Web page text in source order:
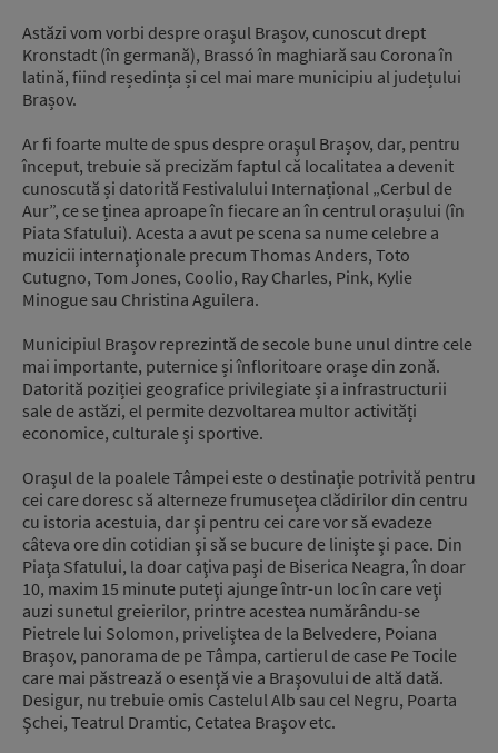
Astăzi vom vorbi despre oraşul Brașov, cunoscut drept
Kronstadt (în germană), Brassó în maghiară sau Corona în
latină, fiind reședința și cel mai mare municipiu al județului
Brașov.
Ar fi foarte multe de spus despre oraşul Brașov, dar, pentru
început, trebuie să precizăm faptul că localitatea a devenit
cunoscută și datorită Festivalului Internațional „Cerbul de
Aur”, ce se ținea aproape în fiecare an în centrul orașului (în
Piata Sfatului). Acesta a avut pe scena sa nume celebre a
muzicii internaţionale precum Thomas Anders, Toto
Cutugno, Tom Jones, Coolio, Ray Charles, Pink, Kylie
Minogue sau Christina Aguilera.
Municipiul Brașov reprezintă de secole bune unul dintre cele
mai importante, puternice și înfloritoare orașe din zonă.
Datorită poziției geografice privilegiate și a infrastructurii
sale de astăzi, el permite dezvoltarea multor activități
economice, culturale și sportive.
Oraşul de la poalele Tâmpei este o destinaţie potrivită pentru
cei care doresc să alterneze frumuseţea clădirilor din centru
cu istoria acestuia, dar şi pentru cei care vor să evadeze
câteva ore din cotidian şi să se bucure de linişte şi pace. Din
Piaţa Sfatului, la doar caţiva paşi de Biserica Neagra, în doar
10, maxim 15 minute puteţi ajunge într-un loc în care veţi
auzi sunetul greierilor, printre acestea numărându-se
Pietrele lui Solomon, priveliştea de la Belvedere, Poiana
Braşov, panorama de pe Tâmpa, cartierul de case Pe Tocile
care mai păstrează o esenţă vie a Braşovului de altă dată.
Desigur, nu trebuie omis Castelul Alb sau cel Negru, Poarta
Şchei, Teatrul Dramtic, Cetatea Braşov etc.